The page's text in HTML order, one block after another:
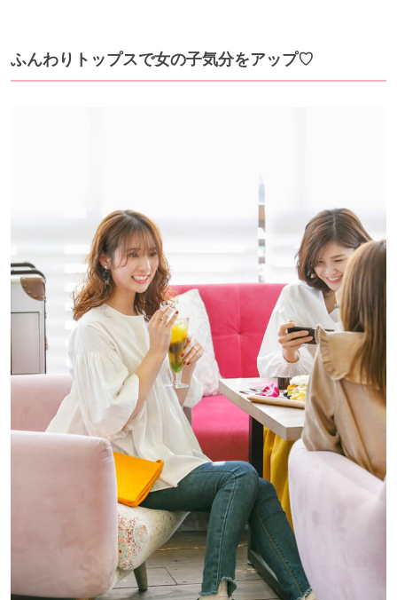
ふんわりトップスで女の子気分をアップ♡